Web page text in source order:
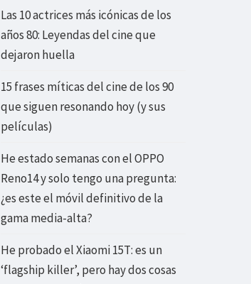
Las 10 actrices más icónicas de los
años 80: Leyendas del cine que
dejaron huella
15 frases míticas del cine de los 90
que siguen resonando hoy (y sus
películas)
He estado semanas con el OPPO
Reno14 y solo tengo una pregunta:
¿es este el móvil definitivo de la
gama media-alta?
He probado el Xiaomi 15T: es un
‘flagship killer’, pero hay dos cosas